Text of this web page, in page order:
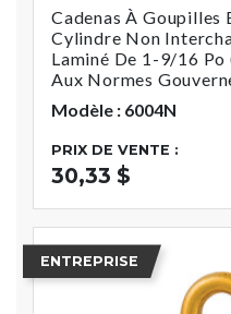
Cadenas À
Cylindre Non
Laminé De 1-9/16
Aux Normes
Modèle : 6004N
PRIX DE VENTE :
30,33 $
ENTREPRISE